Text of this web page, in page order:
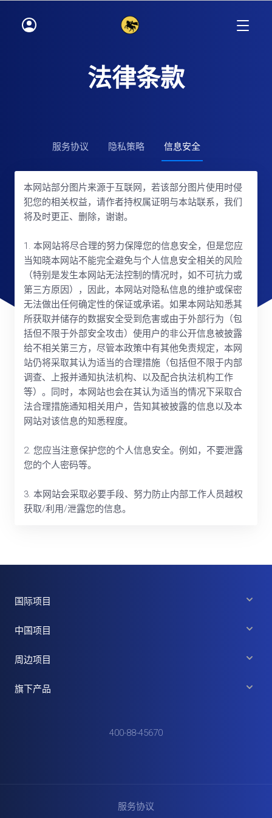
法律条款
服务协议 隐私策略 信息安全
本网站部分图片来源于互联网，若该部分图片使用时侵
犯您的相关权益，请作者持权属证明与本站联系，我们
将及时更正、删除，谢谢。
1. 本网站将尽合理的努力保障您的信息安全，但是您应
当知晓本网站不能完全避免与个人信息安全相关的风险
（特别是发生本网站无法控制的情况时，如不可抗力或
第三方原因），因此，本网站对隐私信息的维护或保密
无法做出任何确定性的保证或承诺。如果本网站知悉其
所获取并储存的数据安全受到危害或由于外部行为（包
括但不限于外部安全攻击）使用户的非公开信息被披露
给不相关第三方，尽管本政策中有其他免责规定，本网
站仍将采取其认为适当的合理措施（包括但不限于内部
调查、上报并通知执法机构、以及配合执法机构工作
等）。同时，本网站也会在其认为适当的情况下采取合
法合理措施通知相关用户，告知其被披露的信息以及本
网站对该信息的知悉程度。
2. 您应当注意保护您的个人信息安全。例如，不要泄露
您的个人密码等。
3. 本网站会采取必要手段、努力防止内部工作人员越权
获取/利用/泄露您的信息。
国际项目
中国项目
周边项目
旗下产品
400-88-45670
服务协议